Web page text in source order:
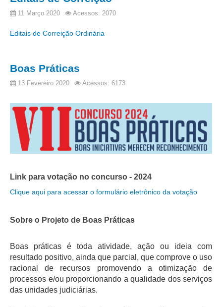
11 Março 2020 Acessos: 2070
Editais de Correição Ordinária
Boas Práticas
13 Fevereiro 2020 Acessos: 6173
Link para votação no concurso - 2024
Clique aqui para acessar o formulário eletrônico da votação
Sobre o Projeto de Boas Práticas
Boas práticas é toda atividade, ação ou ideia com
resultado positivo, ainda que parcial, que comprove o uso
racional de recursos promovendo a otimização de
processos e/ou proporcionando a qualidade dos serviços
das unidades judiciárias.